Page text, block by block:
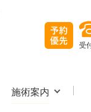
受
施術案内